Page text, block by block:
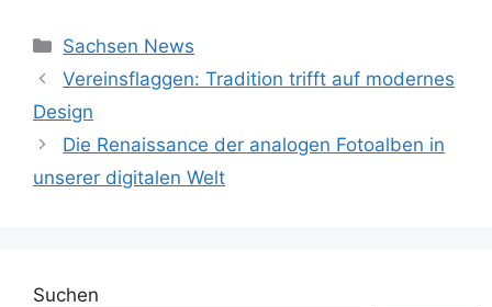
Kategorien
Sachsen News
Vereinsflaggen: Tradition trifft auf modernes
Design
Die Renaissance der analogen Fotoalben in
unserer digitalen Welt
Suchen